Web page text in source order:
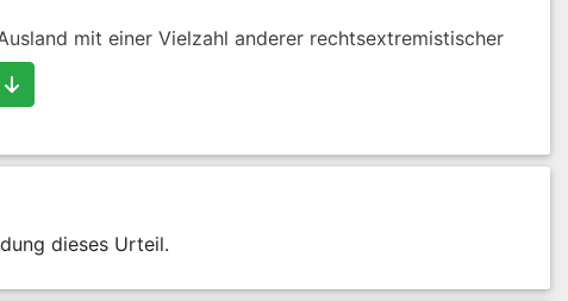
mit einer Vielzahl anderer rechtsextremistischer
dieses Urteil.